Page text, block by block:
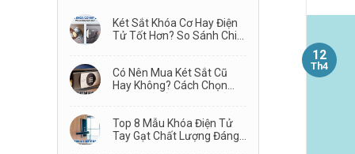
Két Sắt Khóa Cơ Hay Điện
Tử Tốt Hơn? So Sánh Chi
Có Nên Mua Két Sắt Cũ
Hay Không? Cách Chọn
Top 8 Mẫu Khóa Điện Tử
Tay Gạt Chất Lượng Đáng
12
Th4